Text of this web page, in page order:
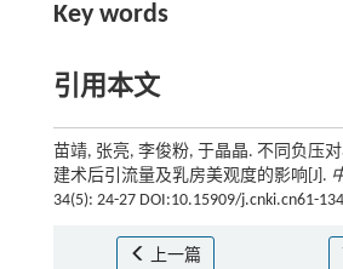
Key words
引用本文
苗靖, 张亮, 李俊粉, 于晶晶. 不同负压
建术后引流量及乳房美观度的影响[J].
34(5): 24-27 DOI:10.15909/j.cnki.cn61-
上一篇